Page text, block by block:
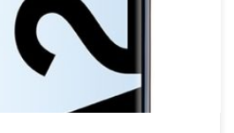
debitel das Samsung Galaxy A20e zum
Das attraktive Einsteiger-Handy mit 32